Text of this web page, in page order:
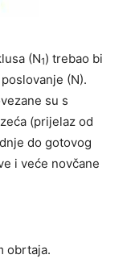
(N1) trebao bi
(N).
su s
(prijelaz od
do gotovog
i veće novčane
obrtaja.